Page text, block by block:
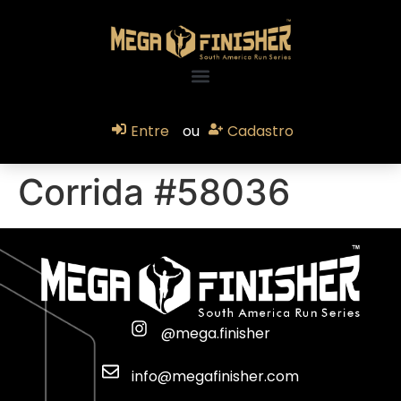
Entre ou Cadastro
Corrida #58036
@mega.finisher
info@megafinisher.com